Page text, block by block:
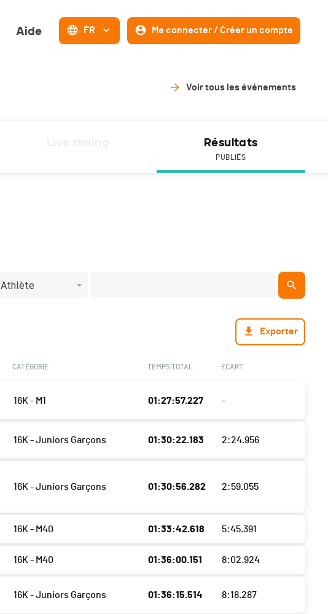
Aide FR Me connecter / Créer un compte
Voir tous les événements
Résultats
PUBLIÉS
Athlète
Exporter
CATÉGORIE TEMPS TOTAL ECART
16K - M1 01:27:57.227 -
16K - Juniors Garçons 01:30:22.183 2:24.956
16K - Juniors Garçons 01:30:56.282 2:59.055
16K - M40 01:33:42.618 5:45.391
16K - M40 01:36:00.151 8:02.924
16K - Juniors Garçons 01:36:15.514 8:18.287